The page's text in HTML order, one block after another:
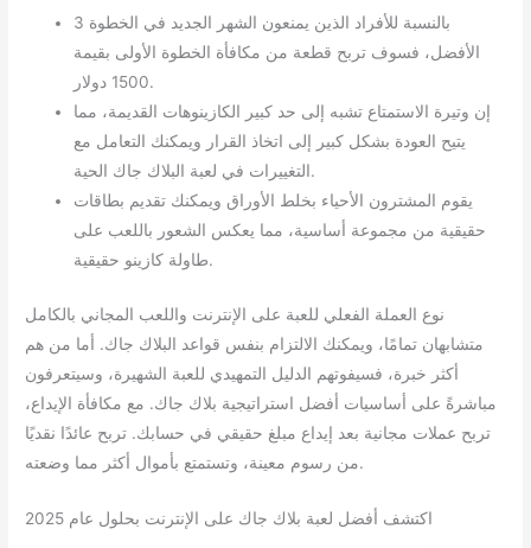
بالنسبة للأفراد الذين يمنعون الشهر الجديد في الخطوة 3
الأفضل، فسوف تربح قطعة من مكافأة الخطوة الأولى بقيمة
1500 دولار.
إن وتيرة الاستمتاع تشبه إلى حد كبير الكازينوهات القديمة، مما
يتيح العودة بشكل كبير إلى اتخاذ القرار ويمكنك التعامل مع
التغييرات في لعبة البلاك جاك الحية.
يقوم المشترون الأحياء بخلط الأوراق ويمكنك تقديم بطاقات
حقيقية من مجموعة أساسية، مما يعكس الشعور باللعب على
طاولة كازينو حقيقية.
نوع العملة الفعلي للعبة على الإنترنت واللعب المجاني بالكامل
متشابهان تمامًا، ويمكنك الالتزام بنفس قواعد البلاك جاك. أما من هم
أكثر خبرة، فسيفوتهم الدليل التمهيدي للعبة الشهيرة، وسيتعرفون
مباشرةً على أساسيات أفضل استراتيجية بلاك جاك. مع مكافأة الإيداع،
تربح عملات مجانية بعد إيداع مبلغ حقيقي في حسابك. تربح عائدًا نقديًا
من رسوم معينة، وتستمتع بأموال أكثر مما وضعته.
اكتشف أفضل لعبة بلاك جاك على الإنترنت بحلول عام 2025